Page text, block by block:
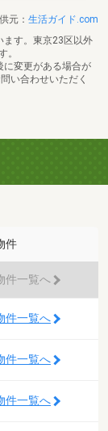
元： 生活ガイド.com
ます。東京23区以外
。
に変更がある場合が
い合わせいただく
件
件一覧へ
件一覧へ
件一覧へ
件一覧へ